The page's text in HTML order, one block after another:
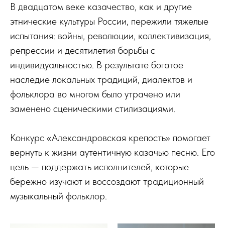
В двадцатом веке казачество, как и другие
этнические культуры России, пережили тяжелые
испытания: войны, революции, коллективизация,
репрессии и десятилетия борьбы с
индивидуальностью. В результате богатое
наследие локальных традиций, диалектов и
фольклора во многом было утрачено или
заменено сценическими стилизациями.
Конкурс «Александровская крепость» помогает
вернуть к жизни аутентичную казачью песню. Его
цель — поддержать исполнителей, которые
бережно изучают и воссоздают традиционный
музыкальный фольклор.